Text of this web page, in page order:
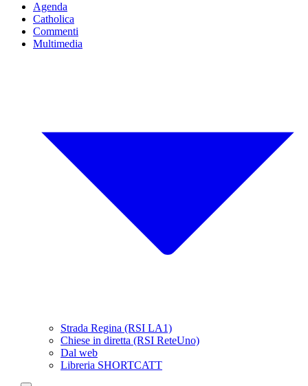
Agenda
Catholica
Commenti
Multimedia
Strada Regina (RSI LA1)
Chiese in diretta (RSI ReteUno)
Dal web
Libreria SHORTCATT